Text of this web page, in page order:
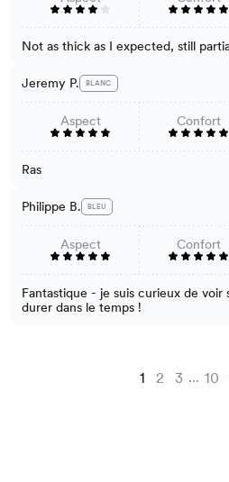
Not as thick as I expected, still
Jeremy P. BLANC
Aspect Confort
Ras
Philippe B. BLEU
Aspect Confort
Fantastique - je suis curieux de
durer dans le temps !
1 2 3 ... 10